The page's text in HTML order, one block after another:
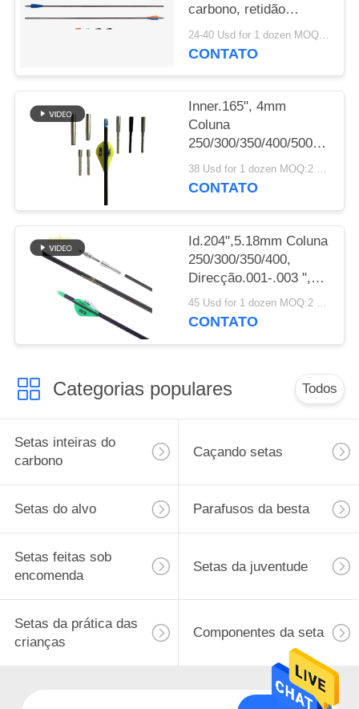
POLÍTICA
PRIVACIDADE
carbono, retidão
.003-.001" aletas/penas
de caça das setas da
24-40 Usd for 1 dozen MOQ:2 dúzias
CONTATO
Inner.165", 4mm
Coluna
250/300/350/400/500/600/
Peso mais leve
Pequeno Diâmetro Alvo
38 Usd for 1 dozen MOQ:2 dúzias
CONTATO
Id.204",5.18mm Coluna
250/300/350/400,
Direcção.001-.003 ",
32" Peso leve 5mm
Ultra Target e Setas de
45 Usd for 1 dozen MOQ:2 dúzias
CONTATO
Categorias populares Todos
Setas inteiras do
carbono
Caçando setas
Setas do alvo Parafusos da besta
Setas feitas sob
encomenda
Setas da juventude
Setas da prática das
crianças
Componentes da seta